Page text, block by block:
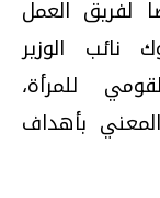
لفريق العمل
نائب الوزير
للمرأة،
بأهداف